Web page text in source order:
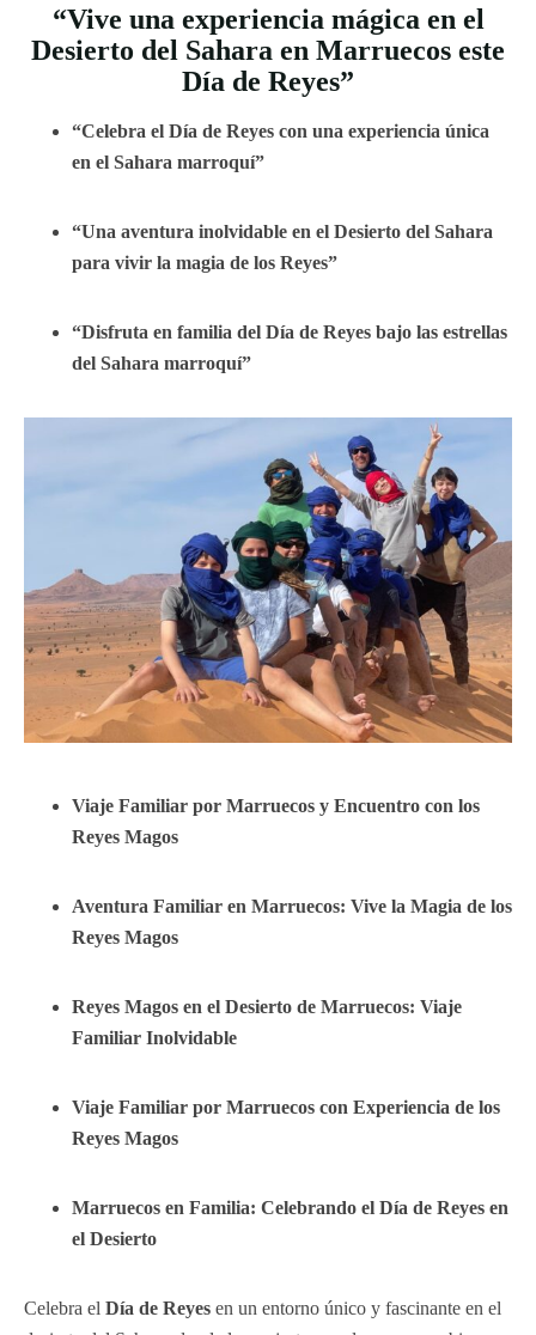
“Vive una experiencia mágica en el
Desierto del Sahara en Marruecos este
Día de Reyes”
“Celebra el Día de Reyes con una experiencia única
en el Sahara marroquí”
“Una aventura inolvidable en el Desierto del Sahara
para vivir la magia de los Reyes”
“Disfruta en familia del Día de Reyes bajo las estrellas
del Sahara marroquí”
Viaje Familiar por Marruecos y Encuentro con los
Reyes Magos
Aventura Familiar en Marruecos: Vive la Magia de los
Reyes Magos
Reyes Magos en el Desierto de Marruecos: Viaje
Familiar Inolvidable
Viaje Familiar por Marruecos con Experiencia de los
Reyes Magos
Marruecos en Familia: Celebrando el Día de Reyes en
el Desierto
Celebra el Día de Reyes en un entorno único y fascinante en el